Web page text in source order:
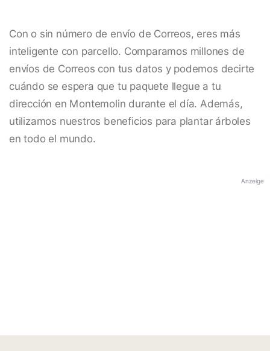
Con o sin número de envío de Correos, eres más
inteligente con parcello. Comparamos millones de
envíos de Correos con tus datos y podemos decirte
cuándo se espera que tu paquete llegue a tu
dirección en Montemolin durante el día. Además,
utilizamos nuestros beneficios para plantar árboles
en todo el mundo.
Anzeige